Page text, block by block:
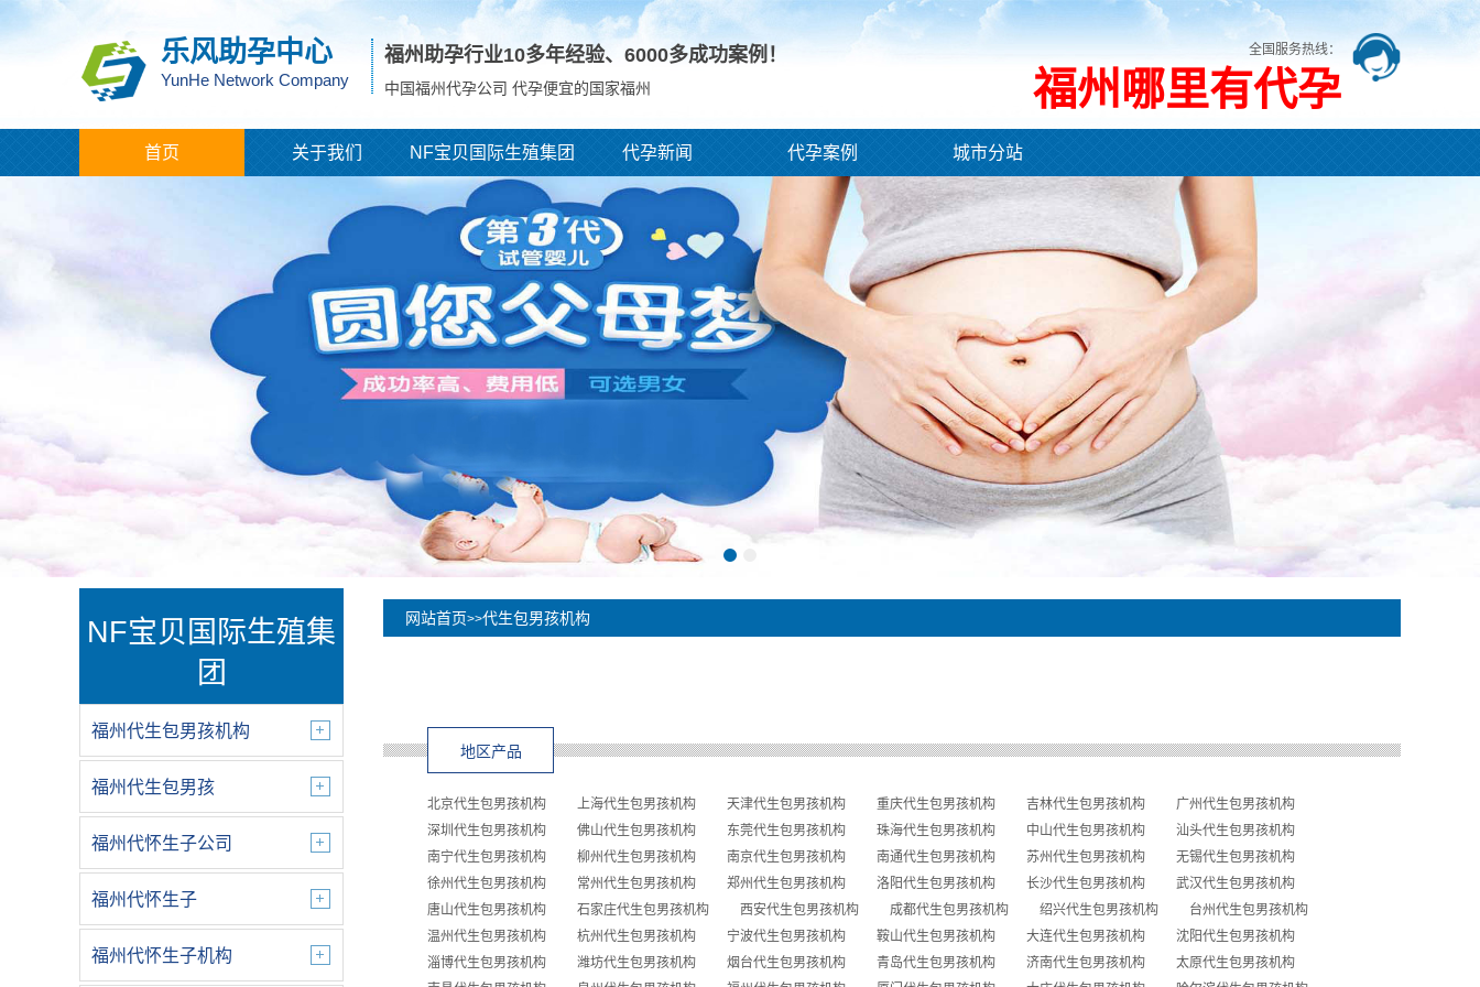
乐风助孕中心
YunHe Network Company
福州助孕行业10多年经验、 6000多成功案例！
中国福州代孕公司 代孕便宜的国家福州
全国服务热线：
福州哪里有代孕
首页 关于我们 NF宝贝国际生殖集团 代孕新闻 代孕案例 城市分站
NF宝贝国际生殖集
团
福州代生包男孩机构
福州代生包男孩
福州代怀生子公司
福州代怀生子
福州代怀生子机构
网站首页>>代生包男孩机构
地区产品
北京代生包男孩机构 上海代生包男孩机构 天津代生包男孩机构 重庆代生包男孩机构 吉林代生包男孩机构
广州代生包男孩机构
深圳代生包男孩机构
佛山代生包男孩机构 东莞代生包男孩机构 珠海代生包男孩机构 中山代生包男孩机构
汕头代生包男孩机构
南宁代生包男孩机构
柳州代生包男孩机构 南京代生包男孩机构 南通代生包男孩机构 苏州代生包男孩机构
无锡代生包男孩机构
徐州代生包男孩机构
常州代生包男孩机构 郑州代生包男孩机构 洛阳代生包男孩机构 长沙代生包男孩机构
武汉代生包男孩机构
唐山代生包男孩机构
石家庄代生包男孩机构 西安代生包男孩机构 成都代生包男孩机构 绍兴代生包男孩机构
台州代生包男孩机构
温州代生包男孩机构
杭州代生包男孩机构 宁波代生包男孩机构 鞍山代生包男孩机构 大连代生包男孩机构
沈阳代生包男孩机构
淄博代生包男孩机构
潍坊代生包男孩机构 烟台代生包男孩机构 青岛代生包男孩机构 济南代生包男孩机构
太原代生包男孩机构